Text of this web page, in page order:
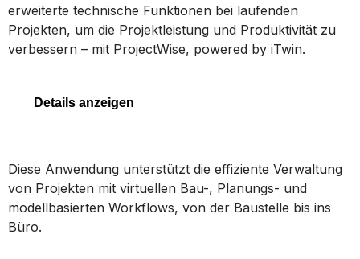
ProjectWise
erweiterte technische Funktionen bei laufenden
Projekten, um die Projektleistung und Produktivität zu
verbessern – mit ProjectWise, powered by iTwin.
Details anzeigen
SYNCHRO 4D
Diese Anwendung unterstützt die effiziente Verwaltung
von Projekten mit virtuellen Bau-, Planungs- und
modellbasierten Workflows, von der Baustelle bis ins
Büro.